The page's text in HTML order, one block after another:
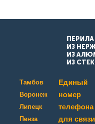
ИЗ
ИЗ
ИЗ
Тамбов Единый
Воронеж номер
Липецк телефона
Пенза для связи